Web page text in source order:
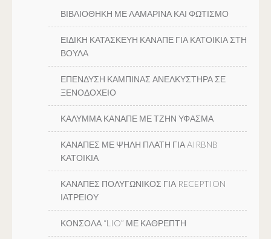
ΒΙΒΛΙΟΘΗΚΗ ΜΕ ΛΑΜΑΡΙΝΑ ΚΑΙ ΦΩΤΙΣΜΟ
ΕΙΔΙΚΗ ΚΑΤΑΣΚΕΥΗ ΚΑΝΑΠΕ ΓΙΑ ΚΑΤΟΙΚΙΑ ΣΤΗ
ΒΟΥΛΑ
ΕΠΕΝΔΥΣΗ ΚΑΜΠΙΝΑΣ ΑΝΕΛΚΥΣΤΗΡΑ ΣΕ
ΞΕΝΟΔΟΧΕΙΟ
ΚΑΛΥΜΜΑ ΚΑΝΑΠΕ ΜΕ ΤΖΗΝ ΥΦΑΣΜΑ
ΚΑΝΑΠΕΣ ΜΕ ΨΗΛΗ ΠΛΑΤΗ ΓΙΑ AIRBNB
ΚΑΤΟΙΚΙΑ
ΚΑΝΑΠΕΣ ΠΟΛΥΓΩΝΙΚΟΣ ΓΙΑ RECEPTION
ΙΑΤΡΕΙΟΥ
ΚΟΝΣΟΛΑ “LIO” ΜΕ ΚΑΘΡΕΠΤΗ